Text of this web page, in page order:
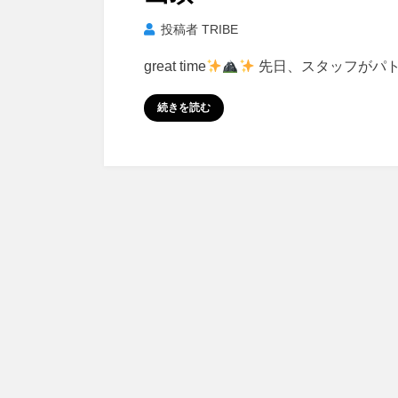
投稿者 TRIBE
great time 先日、スタッフがパ
続きを読む